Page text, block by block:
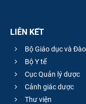
LIÊN KẾT
Bộ Giáo dục và
Bộ Y tế
Cục Quản lý dược
Cảnh giác dược
Thư viện